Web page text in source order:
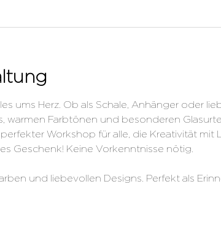
ums Herz. Ob als Schale, Anhänger oder
warmen Farbtönen und besonderen
Workshop für alle, die Kreativität mit
Geschenk! Keine Vorkenntnisse nötig.
und liebevollen Designs. Perfekt als